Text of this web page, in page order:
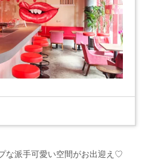
な派手可愛い空間がお出迎え♡